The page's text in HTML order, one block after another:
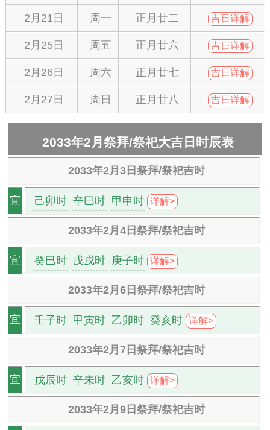
2月21日 周一 正月廿二 吉日详解
2月25日 周五 正月廿六 吉日详解
2月26日 周六 正月廿七 吉日详解
2月27日 周日 正月廿八 吉日详解
2033年2月祭拜/祭祀大吉日时辰表
2033年2月3日祭拜/祭祀吉时
宜 己卯时 辛巳时 甲申时 详解>
2033年2月4日祭拜/祭祀吉时
宜 癸巳时 戊戌时 庚子时 详解>
2033年2月6日祭拜/祭祀吉时
宜 壬子时 甲寅时 乙卯时 癸亥时 详解>
2033年2月7日祭拜/祭祀吉时
宜 戊辰时 辛未时 乙亥时 详解>
2033年2月9日祭拜/祭祀吉时